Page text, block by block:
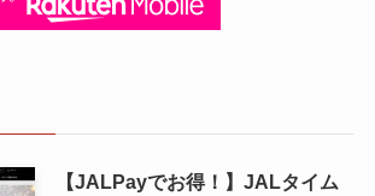
【JALPayでお得！】JALタイム